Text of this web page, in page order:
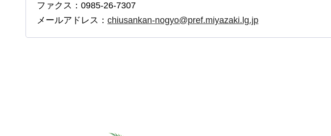
ファクス：0985-26-7307
メールアドレス： chiusankan-nogyo@pref.miyazaki.lg.jp